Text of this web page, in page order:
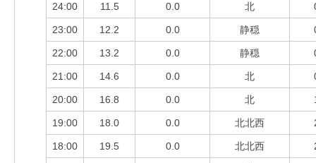
24:00 11.5 0.0 北
23:00 12.2 0.0 静穏
22:00 13.2 0.0 静穏
21:00 14.6 0.0 北
20:00 16.8 0.0 北
19:00 18.0 0.0 北北西
18:00 19.5 0.0 北北西